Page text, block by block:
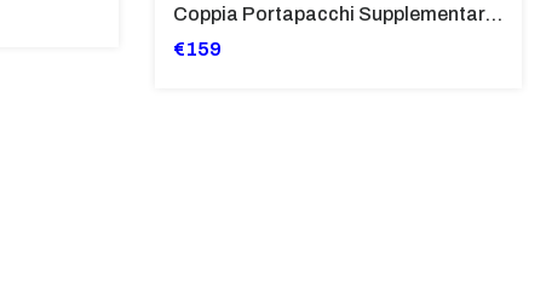
Coppia Portapacchi Supplementare In Ferro Per Borse Modello “Vario” Bmw - PP29-R1250GS
€159